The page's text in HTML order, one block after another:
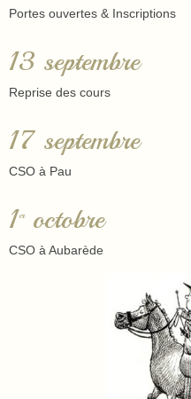
Portes ouvertes & Inscriptions
13 septembre
Reprise des cours
17 septembre
CSO à Pau
1eroctobre
CSO à Aubarède